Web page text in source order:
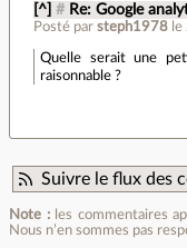
[^] # Re: Google
Posté par steph1978
Quelle serait une
raisonnable ?
Suivre le flux des
Note :les commentaires
Nous n’en sommes pas